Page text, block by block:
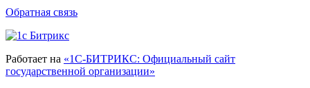
Обратная связь
Работает на «1С-БИТРИКС: Официальный сайт
государственной организации»